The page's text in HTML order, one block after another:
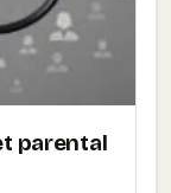
parental